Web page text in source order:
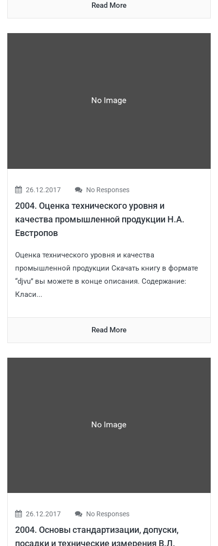
Read More
26.12.2017 No Responses
2004. Оценка технического уровня и
качества промышленной продукции Н.А.
Евстропов
Оценка технического уровня и качества
промышленной продукции Скачать книгу в формате
“djvu” вы можете в конце описания. Содержание:
Класи...
Read More
26.12.2017 No Responses
2004. Основы стандартизации, допуски,
посадки и технические измерения В.Л.